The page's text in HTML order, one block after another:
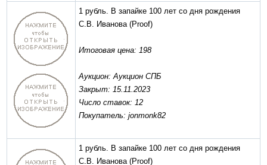
1 рубль. В запайке 100 лет со дня рождения
С.В. Иванова(Proof)
Итоговая цена: 198
Аукцион: Аукцион СПБ
Закрыт: 15.11.2023
Число ставок: 12
Покупатель: jonmonk82
1 рубль. В запайке 100 лет со дня рождения
С.В. Иванова(Proof)